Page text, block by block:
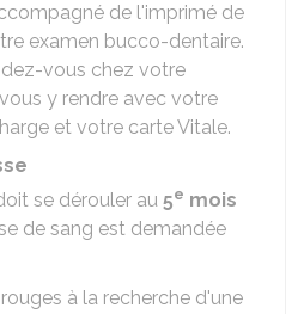
de l'imprimé de
examen bucco-dentaire.
vous chez votre
y rendre avec votre
et votre carte Vitale.
se dérouler au 5e mois
de sang est demandée
à la recherche d'une